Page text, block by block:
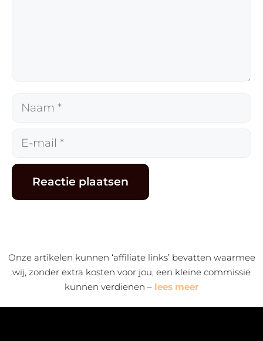
Naam
E-
Onze artikelen kunnen ‘affiliate links’ bevatten waarmee
wij, zonder extra kosten voor jou, een kleine commissie
kunnen verdienen – lees meer